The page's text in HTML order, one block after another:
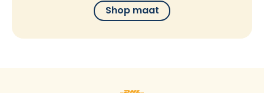
Shop maat